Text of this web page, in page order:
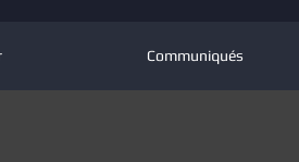
Communiqués